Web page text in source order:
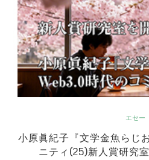
エセー
小原眞紀子『文学金魚らじ
ニティ(25)新人賞研究